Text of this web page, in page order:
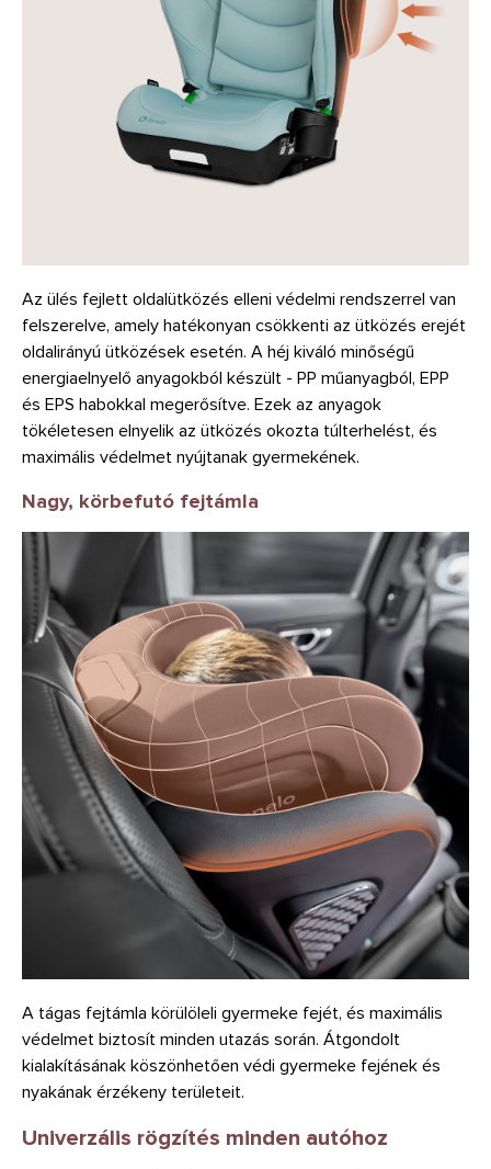
Az ülés fejlett oldalütközés elleni védelmi rendszerrel van
felszerelve, amely hatékonyan csökkenti az ütközés erejét
oldalirányú ütközések esetén. A héj kiváló minőségű
energiaelnyelő anyagokból készült - PP műanyagból, EPP
és EPS habokkal megerősítve. Ezek az anyagok
tökéletesen elnyelik az ütközés okozta túlterhelést, és
maximális védelmet nyújtanak gyermekének.
Nagy, körbefutó fejtámla
A tágas fejtámla körülöleli gyermeke fejét, és maximális
védelmet biztosít minden utazás során. Átgondolt
kialakításának köszönhetően védi gyermeke fejének és
nyakának érzékeny területeit.
Univerzális rögzítés minden autóhoz